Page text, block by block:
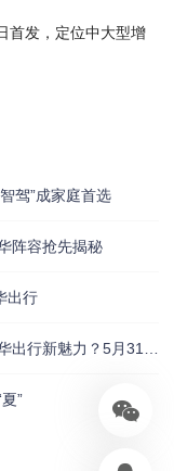
首发，定位中大型增
驾”成家庭首选
阵容抢先揭秘
出行
”